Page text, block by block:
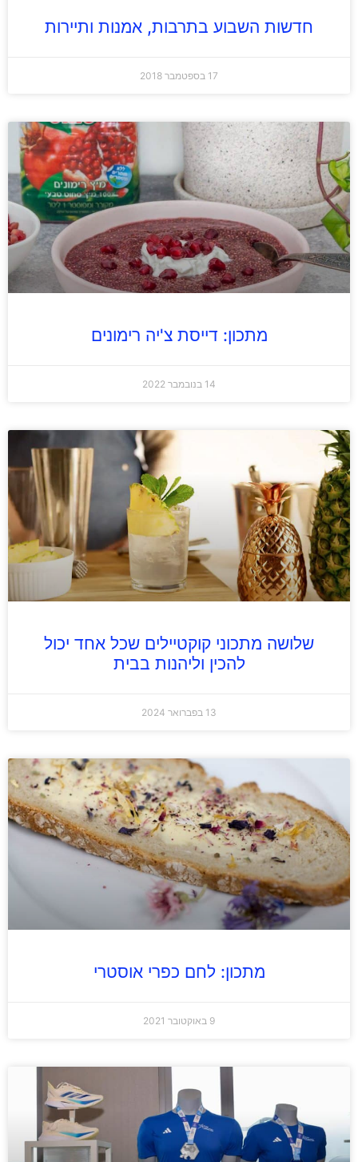
חדשות השבוע בתרבות, אמנות ותיירות
17 בספטמבר 2018
מתכון: דייסת צ'יה רימונים
14 בנובמבר 2022
שלושה מתכוני קוקטיילים שכל אחד יכול
להכין וליהנות בבית
13 בפברואר 2024
מתכון: לחם כפרי אוסטרי
9 באוקטובר 2021